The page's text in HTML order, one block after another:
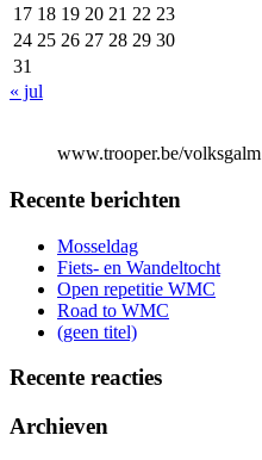
17 18 19 20 21 22 23
24 25 26 27 28 29 30
31
« jul
www.trooper.be/volksgalm
Recente berichten
Mosseldag
Fiets- en Wandeltocht
Open repetitie WMC
Road to WMC
(geen titel)
Recente reacties
Archieven